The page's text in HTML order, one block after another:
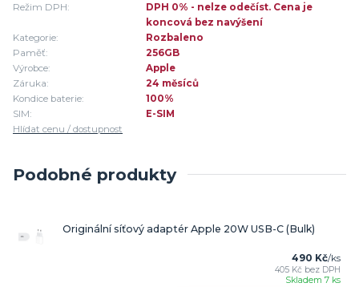
Režim DPH:
DPH 0% - nelze odečíst. Cena je
koncová bez navýšení
Kategorie:
Rozbaleno
Paměť:
256GB
Výrobce:
Apple
Záruka:
24 měsíců
Kondice baterie:
100%
SIM:
E-SIM
Hlídat cenu / dostupnost
Podobné produkty
Originální síťový adaptér Apple 20W USB-C (Bulk)
490 Kč/ks
405 Kč bez DPH
Skladem 7 ks